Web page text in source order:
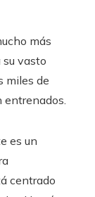
más
su vasto
miles de
es un
centrado